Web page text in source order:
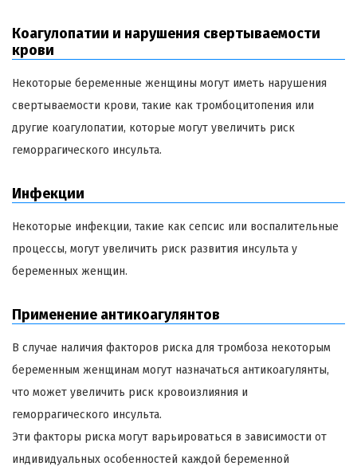
Коагулопатии и нарушения свертываемости
крови
Некоторые беременные женщины могут иметь нарушения
свертываемости крови, такие как тромбоцитопения или
другие коагулопатии, которые могут увеличить риск
геморрагического инсульта.
Инфекции
Некоторые инфекции, такие как сепсис или воспалительные
процессы, могут увеличить риск развития инсульта у
беременных женщин.
Применение антикоагулянтов
В случае наличия факторов риска для тромбоза некоторым
беременным женщинам могут назначаться антикоагулянты,
что может увеличить риск кровоизлияния и
геморрагического инсульта.
Эти факторы риска могут варьироваться в зависимости от
индивидуальных особенностей каждой беременной